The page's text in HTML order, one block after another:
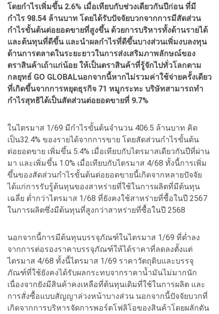
โดยกำไรเพิ่มขึ้น 2.6% เมื่อเทียบกับช่วงเดียวกันปีก่อน ที่มี
กำไร 98.54 ล้านบาท โดยได้รับปัจจัยบวกจากการมีสัดส่วน
กำไรขั้นต้นต่อยอดขายที่สูงขึ้น ด้วยการบริหารทั้งด้านรายได้
และต้นทุนที่ดีขึ้น และนำผลกำไรที่ดีขึ้นบางส่วนเพิ่มงบลงทุน
ด้านการตลาดในระยะยาวในการส่งเสริมภาพลักษณ์ของ
ตราสินค้าเถ้าแก่น้อย ให้เป็นตราสินค้าที่รู้จักไปทั่วโลกตาม
กลยุทธ์ GO GLOBALนอกจากนี้หากไม่รวมค่าใช้จ่ายครั้งเดียว
ที่เกิดขึ้นจากการหยุดธุรกิจ 71 หมูกระทะ บริษัทสามารถทำ
กำไรสุทธิได้เป็นสัดส่วนต่อยอดขายที่ 9.7%
ในไตรมาส 1/69 มีกำไรขั้นต้นจำนวน 406.5 ล้านบาท คิด
เป็น32.4% ของรายได้จากการขาย โดยสัดส่วนกำไรขั้นต้น
ต่อยอดขาย เพิ่มขึ้น 5.4% เมื่อเทียบกับไตรมาสเดียวกันปีที่ผ่าน
มา และเพิ่มขึ้น 1.0% เมื่อเทียบกับไตรมาส 4/68 ทั้งนี้การเพิ่ม
ขึ้นของสัดส่วนกำไรขั้นต้นต่อยอดขายนี้เกิดจากหลายปัจจัย
ได้แก่การรับรู้ต้นทุนของสาหร่ายที่ใช้ในการผลิตที่มีต้นทุน
เฉลี่ย ต่ำกว่าไตรมาส 1/68 ที่ยังคงใช้สาหร่ายที่ซื้อในปี 2567
ในการผลิตซึ่งมีต้นทุนที่สูงกว่าสาหร่ายที่ซื้อในปี 2568
นอกจากนี้การมีต้นทุนบรรจุภัณฑ์ในไตรมาส 1/69 ที่ต่ำลง
จากการต่อรองราคาบรรจุภัณฑ์ให้ได้ราคาที่ลดลงตั้งแต่
ไตรมาส 4/68 ทั้งนี้ไตรมาส 1/69 ราคาวัตถุดิบและบรรจุ
ภัณฑ์ที่ใช้ยังคงได้รับผลกระทบจากราคาน้ำมันไม่มากนัก
เนื่องจากยังมีสินค้าคงเหลือที่ต้นทุนเดิมที่ใช้ในการผลิต และ
การสั่งซื้อแบบสัญญาล่วงหน้าบางส่วน นอกจากนี้ปัจจัยบวกที่
เกิดจากการบริหารจัดการพอร์ตโฟลิโอของสินค้าโดยผลักดัน